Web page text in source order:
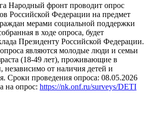
Народный фронт проводит опрос
Российской Федерации на предмет
мерами социальной поддержки
в ходе опроса, будет
Президенту Российской Федерации.
являются молодые люди и семьи
(18-49 лет), проживающие в
независимо от наличия детей и
Сроки проведения опроса: 08.05.2026
на опрос: https://nk.onf.ru/surveys/DETI